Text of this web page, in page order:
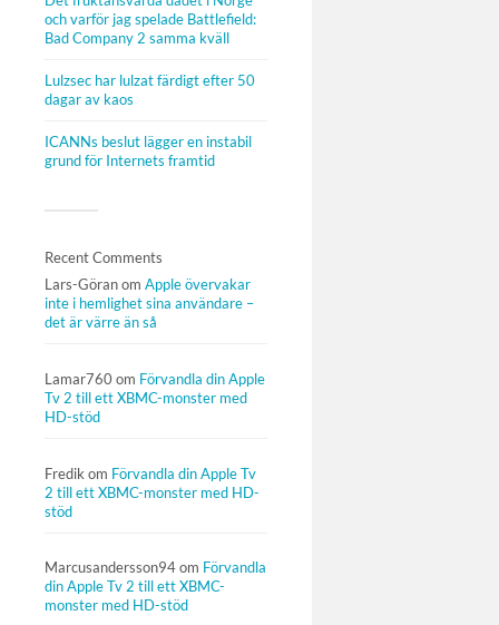
och varför jag spelade Battlefield:
Bad Company 2 samma kväll
Lulzsec har lulzat färdigt efter 50
dagar av kaos
ICANNs beslut lägger en instabil
grund för Internets framtid
Recent Comments
Lars-Göranom Apple övervakar
inte i hemlighet sina användare –
det är värre än så
Lamar760 om Förvandla din Apple
Tv 2 till ett XBMC-monster med
HD-stöd
Fredik om Förvandla din Apple Tv
2 till ett XBMC-monster med HD-
stöd
Marcusandersson94om Förvandla
din Apple Tv 2 till ett XBMC-
monster med HD-stöd